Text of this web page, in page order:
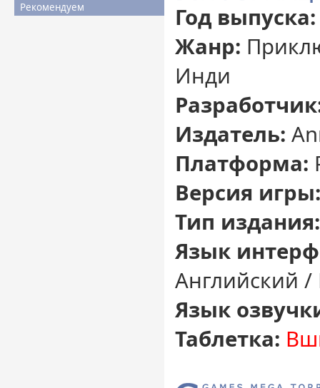
Рекомендуем Год выпуска:
Жанр:
Инди
Издатель:
Платформа:
Версия игры:
Тип издания:
Язык
Английский /
Язык
Таблетка: